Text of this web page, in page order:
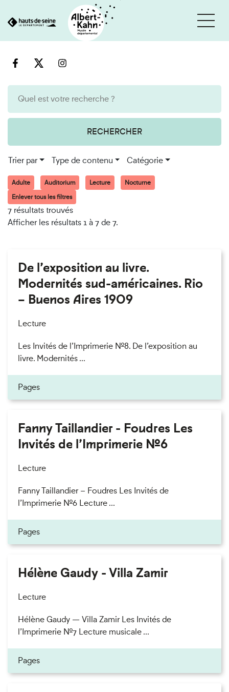
au
RECHERCHER
Trier par Type de contenu Catégorie
Adulte Auditorium Lecture
Nocturne
Enlever tous les filtres
7 résultats trouvés
Afficher les résultats 1 à 7 de 7.
De l’exposition au livre.
Modernités sud-américaines. Rio
– Buenos Aires 1909
Lecture
Les Invités de l’Imprimerie n°8. De l’exposition au
livre. Modernités ...
Pages
Fanny Taillandier - Foudres Les
Invités de l’Imprimerie n°6
Lecture
Fanny Taillandier – Foudres Les Invités de
l’Imprimerie n°6 Lecture ...
Pages
Hélène Gaudy - Villa Zamir
Lecture
Hélène Gaudy — Villa Zamir Les Invités de
l’Imprimerie n°7 Lecture musicale ...
Pages
Cookies et traceurs utilisés sur ce site